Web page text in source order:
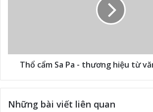
Thổ cẩm Sa Pa - thương hiệu từ
Những bài viết liên quan